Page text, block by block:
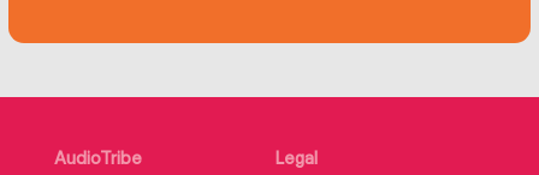
AudioTribe
Legal